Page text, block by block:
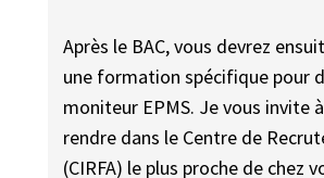
Après le BAC, vous devrez
une formation spécifique pour
moniteur EPMS. Je vous invite
rendre dans le Centre de
(CIRFA) le plus proche de chez